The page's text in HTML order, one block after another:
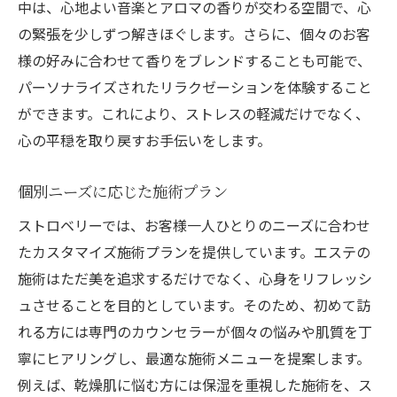
中は、心地よい音楽とアロマの香りが交わる空間で、心
の緊張を少しずつ解きほぐします。さらに、個々のお客
様の好みに合わせて香りをブレンドすることも可能で、
パーソナライズされたリラクゼーションを体験すること
ができます。これにより、ストレスの軽減だけでなく、
心の平穏を取り戻すお手伝いをします。
個別ニーズに応じた施術プラン
ストロベリーでは、お客様一人ひとりのニーズに合わせ
たカスタマイズ施術プランを提供しています。エステの
施術はただ美を追求するだけでなく、心身をリフレッシ
ュさせることを目的としています。そのため、初めて訪
れる方には専門のカウンセラーが個々の悩みや肌質を丁
寧にヒアリングし、最適な施術メニューを提案します。
例えば、乾燥肌に悩む方には保湿を重視した施術を、ス